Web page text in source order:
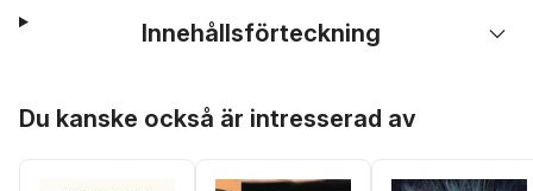
Innehållsförteckning
Du kanske också är intresserad av